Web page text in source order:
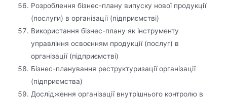
Розроблення бізнес-плану випуску нової продукції
(послуги) в організації (підприємстві)
Використання бізнес-плану як інструменту
управління освоєнням продукції (послуг) в
організації (підприємстві)
Бізнес-планування реструктуризації організації
(підприємства)
Дослідження організації внутрішнього контролю в